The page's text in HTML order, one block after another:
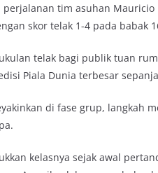
perjalanan tim asuhan
skor telak 1-4 pada babak
telak bagi publik tuan
Piala Dunia terbesar
di fase grup, langkah
kelasnya sejak awal